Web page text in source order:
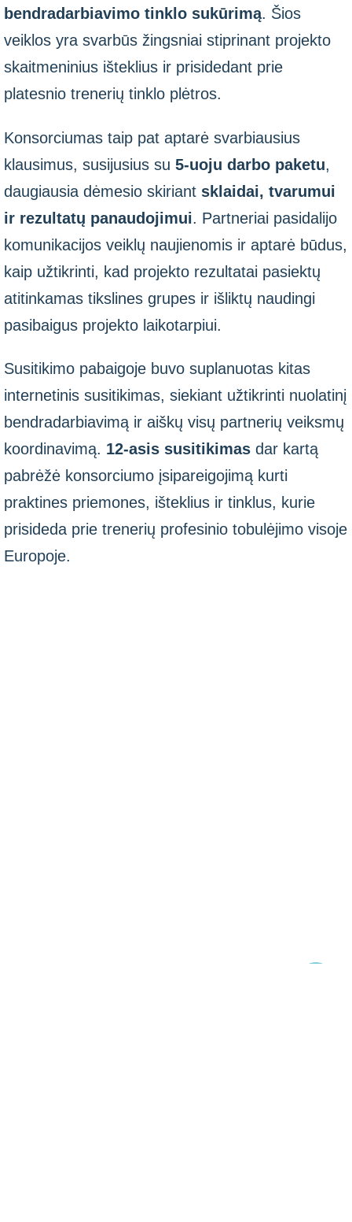
bendradarbiavimo tinklo sukūrimą. Šios
veiklos yra svarbūs žingsniai stiprinant projekto
skaitmeninius išteklius ir prisidedant prie
platesnio trenerių tinklo plėtros.
Konsorciumas taip pat aptarė svarbiausius
klausimus, susijusius su 5-uoju darbo paketu,
daugiausia dėmesio skiriant sklaidai, tvarumui
ir rezultatų panaudojimui. Partneriai pasidalijo
komunikacijos veiklų naujienomis ir aptarė būdus,
kaip užtikrinti, kad projekto rezultatai pasiektų
atitinkamas tikslines grupes ir išliktų naudingi
pasibaigus projekto laikotarpiui.
Susitikimo pabaigoje buvo suplanuotas kitas
internetinis susitikimas, siekiant užtikrinti nuolatinį
bendradarbiavimą ir aiškų visų partnerių veiksmų
koordinavimą. 12-asis susitikimas dar kartą
pabrėžė konsorciumo įsipareigojimą kurti
praktines priemones, išteklius ir tinklus, kurie
prisideda prie trenerių profesinio tobulėjimo visoje
Europoje.